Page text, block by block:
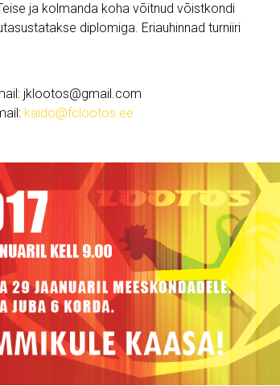
ja kolmanda koha võitnud võistkondi
diplomiga. Eriauhinnad turniiri
jklootos@gmail.com
kaido@fclootos.ee